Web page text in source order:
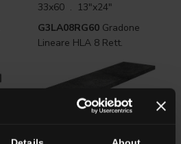
33x60 . 13"x24"
G3LA08RG60 Gradone
Lineare HLA 8 Rett.
33x120 . 13"x48"
Gradone